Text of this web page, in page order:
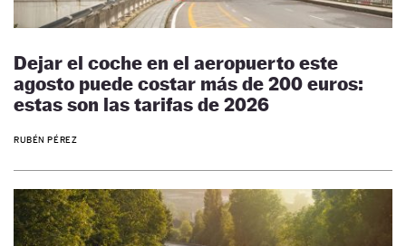
Dejar el coche en el aeropuerto este
agosto puede costar más de 200 euros:
estas son las tarifas de 2026
RUBÉN PÉREZ